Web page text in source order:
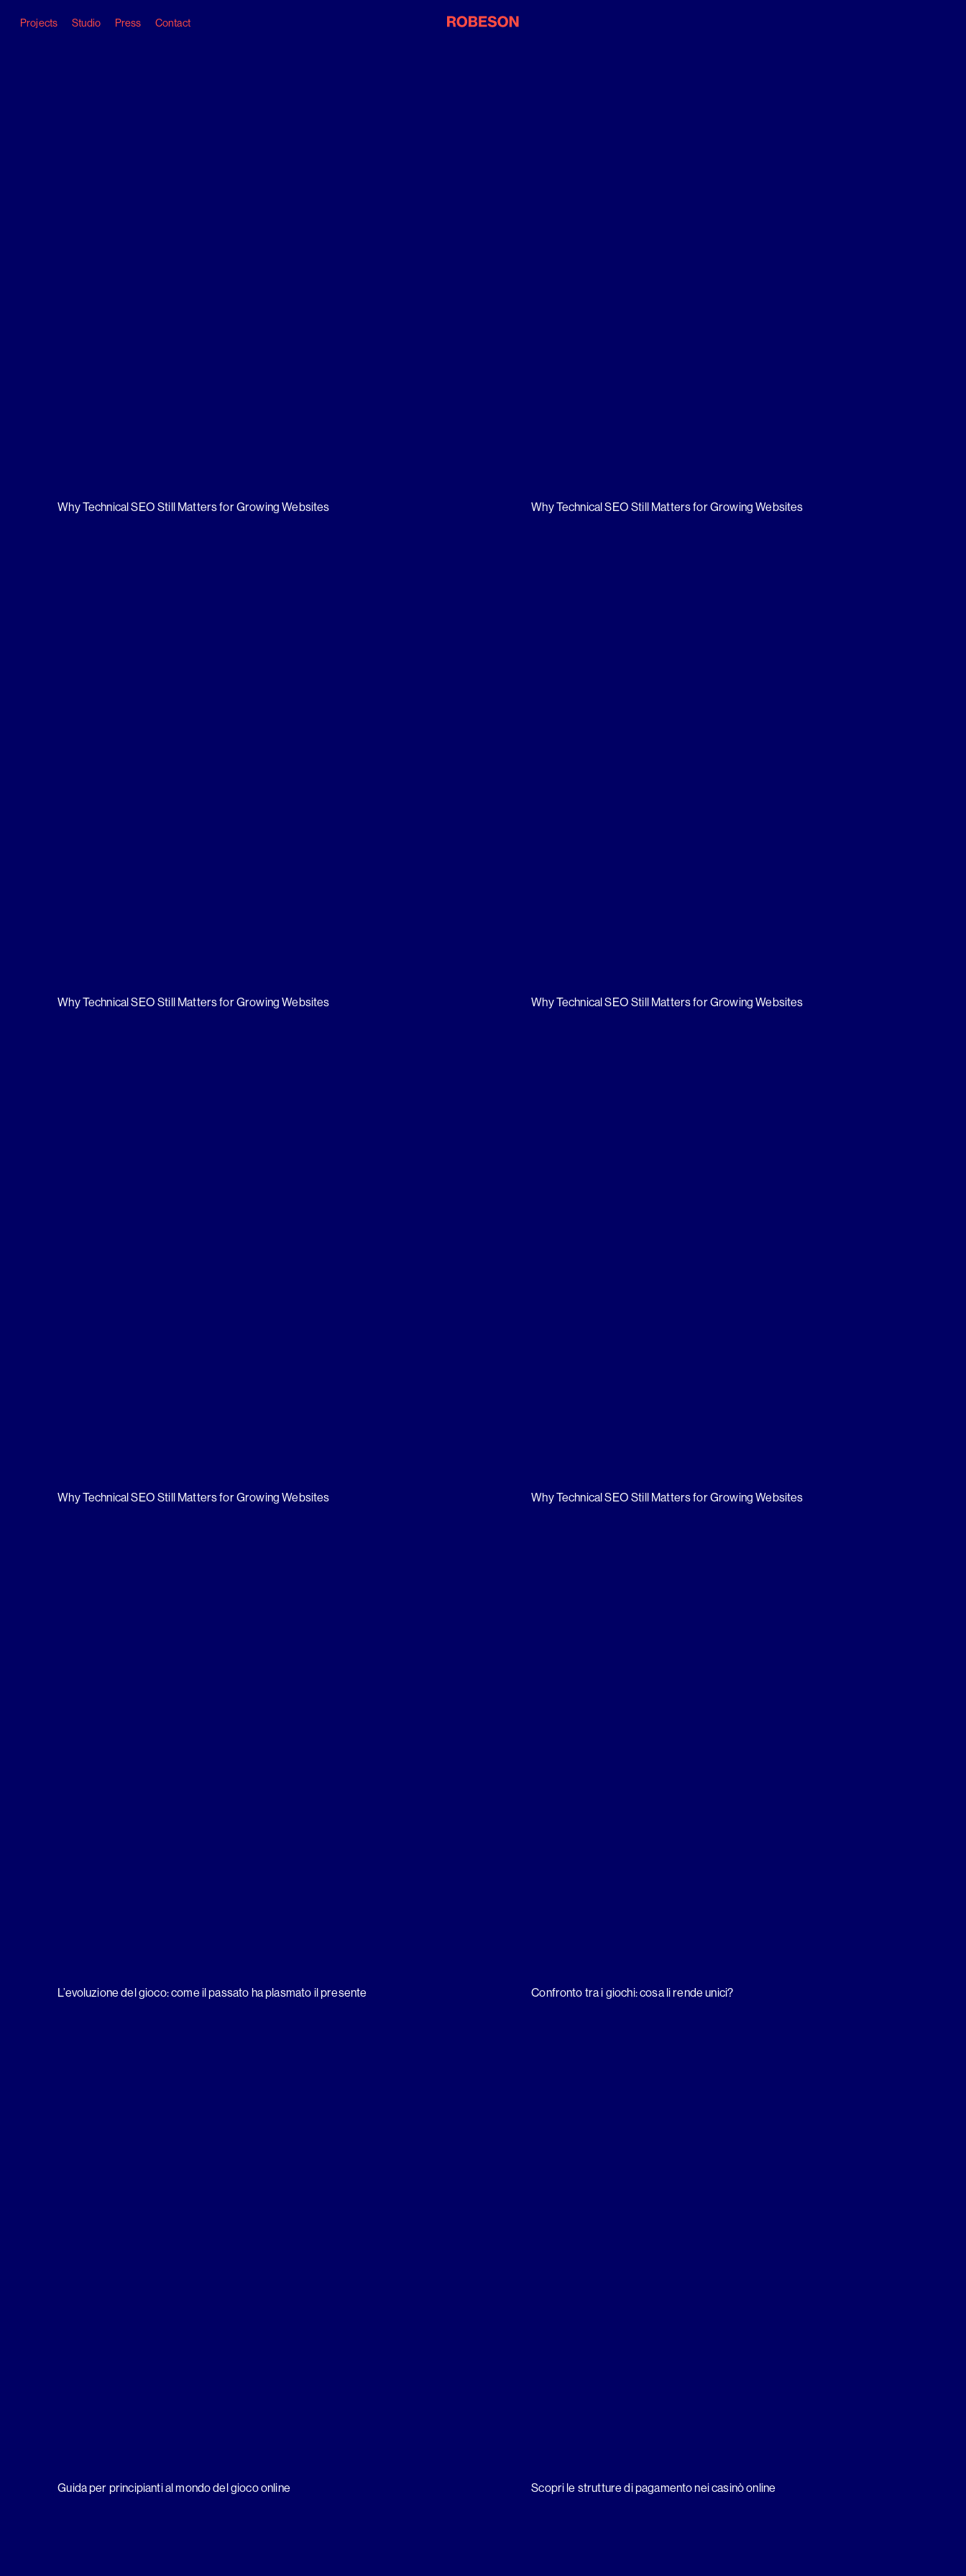
Projects Studio Press Contact
Why Technical SEO Still Matters for Growing Websites Why Technical SEO Still Matters for Growing Websites
Why Technical SEO Still Matters for Growing Websites Why Technical SEO Still Matters for Growing Websites
Why Technical SEO Still Matters for Growing Websites Why Technical SEO Still Matters for Growing Websites
L’evoluzione del gioco: come il passato ha plasmato il presente Confronto tra i giochi: cosa li rende unici?
Guida per principianti al mondo del gioco online Scopri le strutture di pagamento nei casinò online